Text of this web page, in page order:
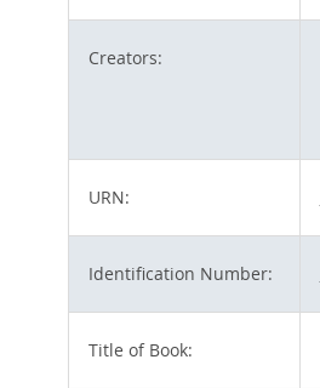
Creators:
URN:
Identification Number:
Title of Book: